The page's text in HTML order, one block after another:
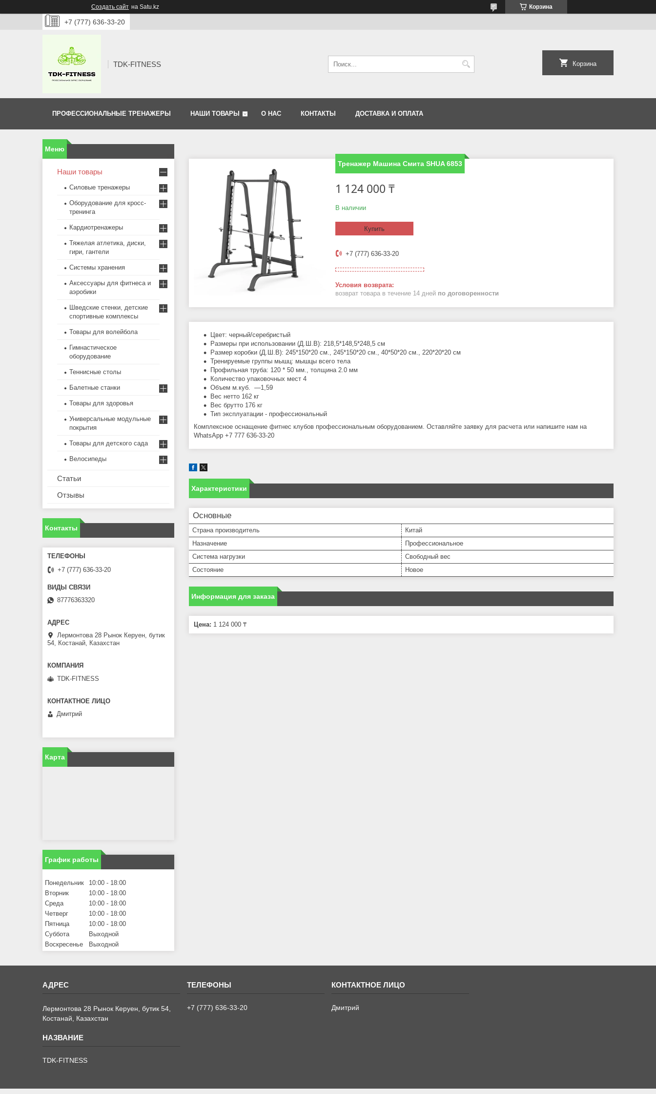
Создать сайт на Satu.kz Корзина
+7 (777) 636-33-20
TDK-FITNESS Корзина
ПРОФЕССИОНАЛЬНЫЕ ТРЕНАЖЕРЫ НАШИ ТОВАРЫ О НАС КОНТАКТЫ ДОСТАВКА И ОПЛАТА
Тренажер Машина Смита SHUA 6853
1 124 000 ₸
В наличии
Купить
+7 (777) 636-33-20
возврат товара в течение 14 дней по договоренности
Цвет: черный/серебристый
Размеры при использовании (Д.Ш.B): 218,5*148,5*248,5 см
Размер коробки (Д.Ш.B): 245*150*20 см., 245*150*20 см., 40*50*20 см., 220*20*20 см
Тренируемые группы мышц: мышцы всего тела
Профильная труба: 120 * 50 мм., толщина 2.0 мм
Количество упаковочных мест 4
Объем м.куб. —1,59
Вес нетто 162 кг
Вес брутто 176 кг
Тип эксплуатации - профессиональный
Комплексное оснащение фитнес клубов профессиональным оборудованием. Оставляйте заявку для расчета или напишите нам на
WhatsApp +7 777 636-33-20
Характеристики
Основные
Страна производитель
Китай
Назначение
Профессиональное
Система нагрузки
Свободный вес
Состояние
Новое
Информация для заказа
Цена: 1 124 000 ₸
Наши товары
Силовые тренажеры
Оборудование для кросс-
тренинга
Кардиотренажеры
Тяжелая атлетика, диски,
гири, гантели
Системы хранения
Аксессуары для фитнеса и
аэробики
Шведские стенки, детские
спортивные комплексы
Товары для волейбола
Гимнастическое
оборудование
Теннисные столы
Балетные станки
Товары для здоровья
Универсальные модульные
покрытия
Товары для детского сада
Велосипеды
Статьи
Отзывы
Контакты
+7 (777) 636-33-20
87776363320
Лермонтова 28 Рынок Керуен, бутик
54, Костанай, Казахстан
TDK-FITNESS
Дмитрий
Карта
График работы
Понедельник 10:00
18:00
Вторник
10:00
18:00
Среда
10:00
18:00
Четверг
10:00
18:00
Пятница
10:00
18:00
Суббота
Выходной
Воскресенье
Выходной
Лермонтова 28 Рынок Керуен, бутик 54,
Костанай, Казахстан
TDK-FITNESS
+7 (777) 636-33-20 Дмитрий